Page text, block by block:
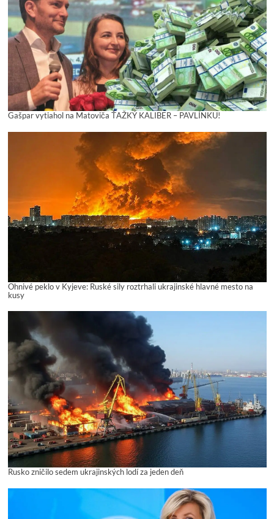
Gašpar vytiahol na Matoviča ŤAŽKÝ KALIBER – PAVLÍNKU!
Ohnivé peklo v Kyjeve: Ruské sily roztrhali ukrajinské hlavné mesto na
kusy
Rusko zničilo sedem ukrajinských lodí za jeden deň